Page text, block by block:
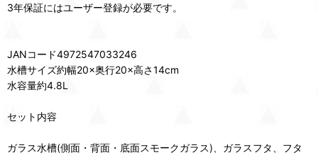
3年保証にはユーザー登録が必要です。
JANコード4972547033246
水槽サイズ約幅20×奥行20×高さ14cm
水容量約4.8L
セット内容
ガラス水槽(側面・背面・底面スモークガラス)、ガラスフタ、フタ